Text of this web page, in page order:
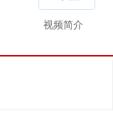
视频简介